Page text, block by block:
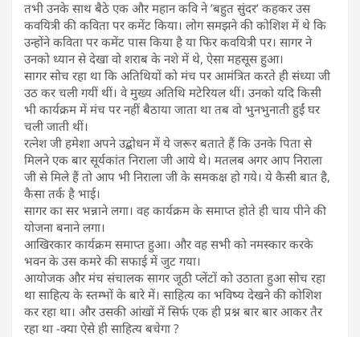
तभी उनके साथ बैठे एक और महान कवि ने ’बहुत सुंदर’ कहकर उस
कवयित्री की कविता पर कमेंट किया। लोग समझने की कोशिश में थे कि
उन्होंने कविता पर कमेंट पास किया है या फिर कवयित्री पर। सागर ने
उनको ध्यान से देखा वो शराब के नशे में थे, ऐसा महसूस हुआ।
सागर सोच रहा था कि अतिथियों को मंच पर आमंत्रित करते ही संध्या जी
उठ कर चली गयीं थीं। वे मुख्य अतिथि मटेरियल थीं। उनको यदि किसी
भी कार्यक्रम में मंच पर नहीं बैठाया जाता था तब वो भुनभुनाती हुईं घर
चली जाती थीं।
रत्नेश जी हमेशा अपने उद्बोधन में ये जरूर बताते हैं कि उनके पिता से
मिलने एक बार सूर्यकांत निराला जी आये थे। मतलब अगर आप निराला
जी से मिले हैं तो आप भी निराला जी के समकक्ष हो गये। ये कैसी बात है,
कैसा तर्क है भाई।
सागर का सर भन्नाने लगा। वह कार्यक्रम के समाप्त होते ही चाय पीने की
योजना बनाने लगा।
आखिरकार कार्यक्रम समाप्त हुआ। और वह सभी को नमस्कार करके
भवन के उस कमरे की सफाई में जुट गया।
आयोजक और मंच संचालक सागर जूठी प्लेंटों को उठाता हुआ सोच रहा
था साहित्य के स्तम्भों के बारे में। साहित्य का भविष्य देखने की कोशिश
कर रहा था। और उसकी आंखों में सिर्फ एक ही प्रश्न बार बार आकर तैर
रहा था -क्या ऐसे ही साहित्य बचेगा ?